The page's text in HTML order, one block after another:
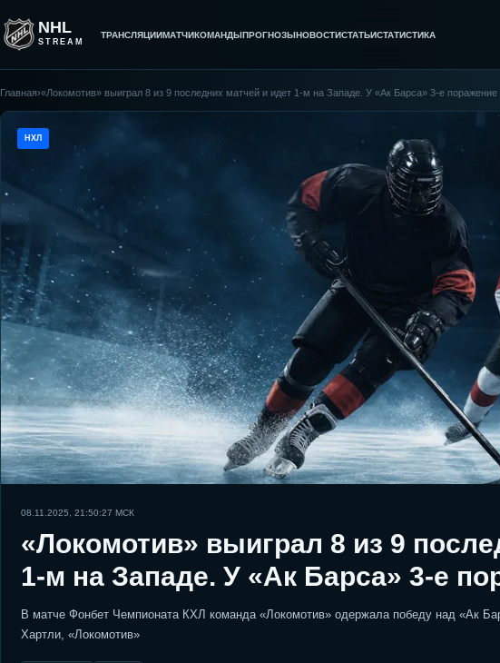
NHL
STREAM
ТРАНСЛЯЦИИМАТЧИКОМАНДЫПРОГНОЗЫНОВОСТИСТАТЬИСТАТИСТИКА
Главная›«Локомотив» выиграл 8 из 9 последних матчей и идет 1-м на Западе. У «Ак Барса» 3-е поражение
НХЛ
08.11.2025, 21:50:27 МСК
«Локомотив» выиграл 8 из 9
1-м на Западе. У «Ак Барса» 3-е
В матче Фонбет Чемпионата КХЛ команда «Локомотив» одержала победу над «Ак
Хартли, «Локомотив»